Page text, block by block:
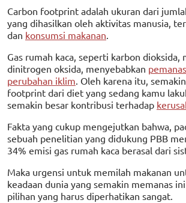
Carbon footprint adalah ukuran dari
yang dihasilkan oleh aktivitas manusia,
dan konsumsi makanan.
Gas rumah kaca, seperti karbon dioksida,
dinitrogen oksida, menyebabkan
perubahan iklim. Oleh karena itu,
footprint dari diet yang sedang kamu
semakin besar kontribusi terhadap
Fakta yang cukup mengejutkan bahwa,
sebuah penelitian yang didukung PBB
34% emisi gas rumah kaca berasal dari
Maka urgensi untuk memilah makanan
keadaan dunia yang semakin memanas
pilihan yang harus diperhatikan sangat.